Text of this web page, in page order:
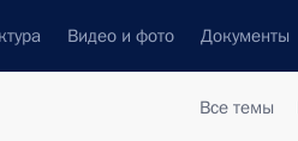
Видео и фото Документы
Все темы